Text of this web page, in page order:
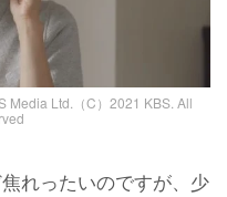
Media Ltd.（C）2021 KBS. All
れったいのですが、少